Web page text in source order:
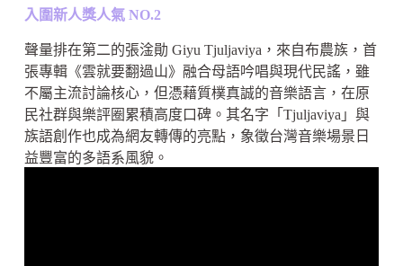
入圍新人獎人氣 NO.2
聲量排在第二的張淦勛 Giyu Tjuljaviya，來自布農族，首
張專輯《雲就要翻過山》融合母語吟唱與現代民謠，雖
不屬主流討論核心，但憑藉質樸真誠的音樂語言，在原
民社群與樂評圈累積高度口碑。其名字「Tjuljaviya」與
族語創作也成為網友轉傳的亮點，象徵台灣音樂場景日
益豐富的多語系風貌。